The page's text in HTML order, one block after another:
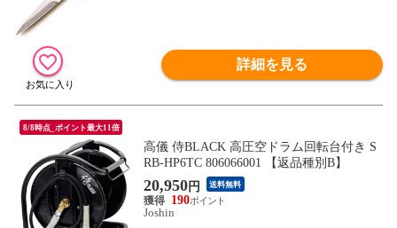
詳細を見る
8/8時点_ポイント最大11倍
高儀 侍BLACK 高圧空ドラム回転台付き S
RB-HP6TC 806066001 【返品種別B】
20,950円 送料無料
190
Joshin